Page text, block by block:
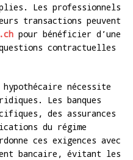
Les professionnels
transactions peuvent
pour bénéficier d’une
contractuelles
nécessite
Les banques
des assurances
du régime
ces exigences avec
bancaire, évitant les